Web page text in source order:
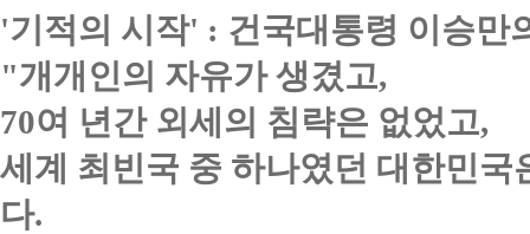
'기적의 시작' : 건국대통령 이승만
"개개인의 자유가 생겼고,
70여 년간 외세의 침략은 없었고,
세계 최빈국 중 하나였던 대한민
다.